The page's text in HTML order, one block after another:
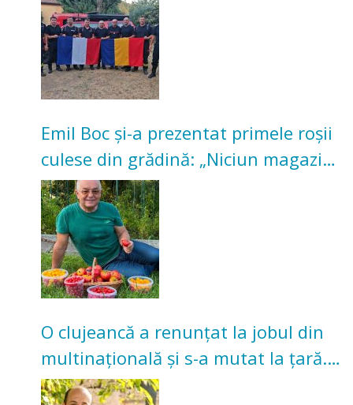
Emil Boc și-a prezentat primele roșii
culese din grădină: „Niciun magazin
nu poate oferi această satisfacție”
O clujeancă a renunțat la jobul din
multinațională și s-a mutat la țară.
Acum cultivă legume în grădina